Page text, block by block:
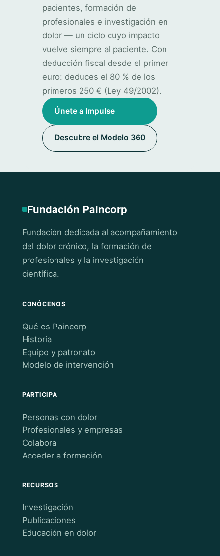
pacientes, formación de
profesionales e investigación en
dolor — un ciclo cuyo impacto
vuelve siempre al paciente. Con
deducción fiscal desde el primer
euro: deduces el 80 % de los
primeros 250 € (Ley 49/2002).
Únete a Impulse
Descubre el Modelo 360
Fundación Paincorp
Fundación dedicada al acompañamiento
del dolor crónico, la formación de
profesionales y la investigación
científica.
CONÓCENOS
Qué es Paincorp
Historia
Equipo y patronato
Modelo de intervención
PARTICIPA
Personas con dolor
Profesionales y empresas
Colabora
Acceder a formación
RECURSOS
Investigación
Publicaciones
Educación en dolor